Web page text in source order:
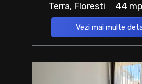
Terra, Floresti
44 mp
Vezi mai multe